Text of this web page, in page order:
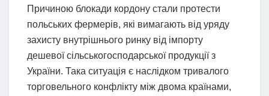
Причиною блокади кордону стали протести
польських фермерів, які вимагають від уряду
захисту внутрішнього ринку від імпорту
дешевої сільськогосподарської продукції з
України. Така ситуація є наслідком тривалого
торговельного конфлікту між двома країнами,